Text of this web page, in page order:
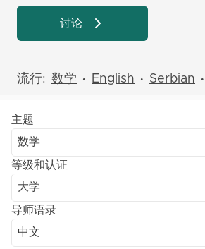
讨论
流行: 数学 • English • Serbian •
主题
数学
等级和认证
大学
导师语录
中文